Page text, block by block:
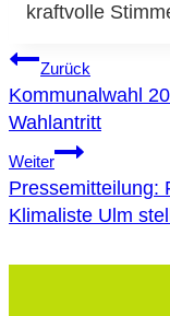
kraftvolle
Zurück
Kommunalwahl
Wahlantritt
Weiter
Pressemitteilung:
Klimaliste Ulm